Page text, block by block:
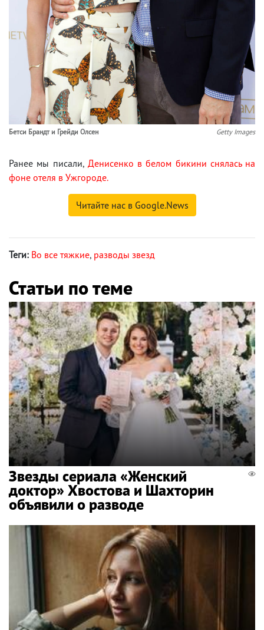
Бетси Брандт и Грейди Олсен Getty Images
Ранее мы писали, Денисенко в белом бикини снялась на
фоне отеля в Ужгороде.
Читайте нас в Google.News
Теги: Во все тяжкие, разводы звезд
Статьи по теме
Звезды сериала «Женский
доктор» Хвостова и Шахторин
объявили о разводе